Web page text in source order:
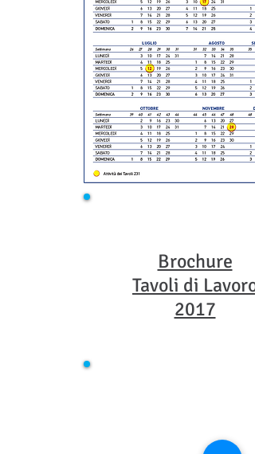
Brochure
Tavoli di Lavoro
2017